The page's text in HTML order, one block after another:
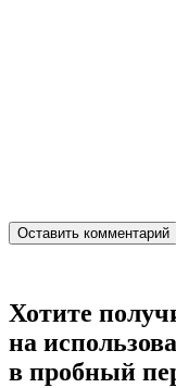
Хотите
на
в пробный